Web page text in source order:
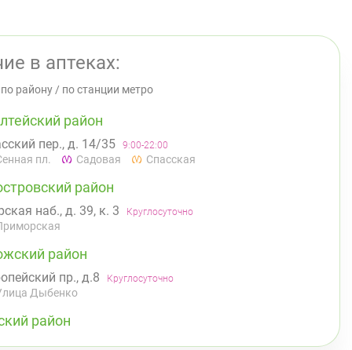
в аптеках:
по району / по станции метро
район
пер., д. 14/35 9:00-22:00
пл. Садовая Спасская
район
наб., д. 39, к. 3 Круглосуточно
район
пр., д.8 Круглосуточно
Дыбенко
район
д. 3 Круглосуточно